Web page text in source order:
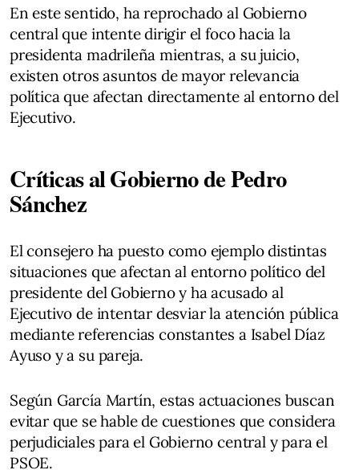
En este sentido, ha reprochado al Gobierno
central que intente dirigir el foco hacia la
presidenta madrileña mientras, a su juicio,
existen otros asuntos de mayor relevancia
política que afectan directamente al entorno del
Ejecutivo.
Críticas al Gobierno de Pedro
Sánchez
El consejero ha puesto como ejemplo distintas
situaciones que afectan al entorno político del
presidente del Gobierno y ha acusado al
Ejecutivo de intentar desviar la atención pública
mediante referencias constantes a Isabel Díaz
Ayuso y a su pareja.
Según García Martín, estas actuaciones buscan
evitar que se hable de cuestiones que considera
perjudiciales para el Gobierno central y para el
PSOE.